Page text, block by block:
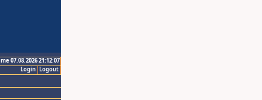
07.08.2026 21:12:07
Logout
Login